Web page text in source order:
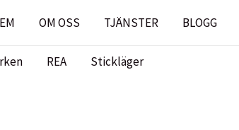
OM OSS TJÄNSTER BLOGG
REA Stickläger